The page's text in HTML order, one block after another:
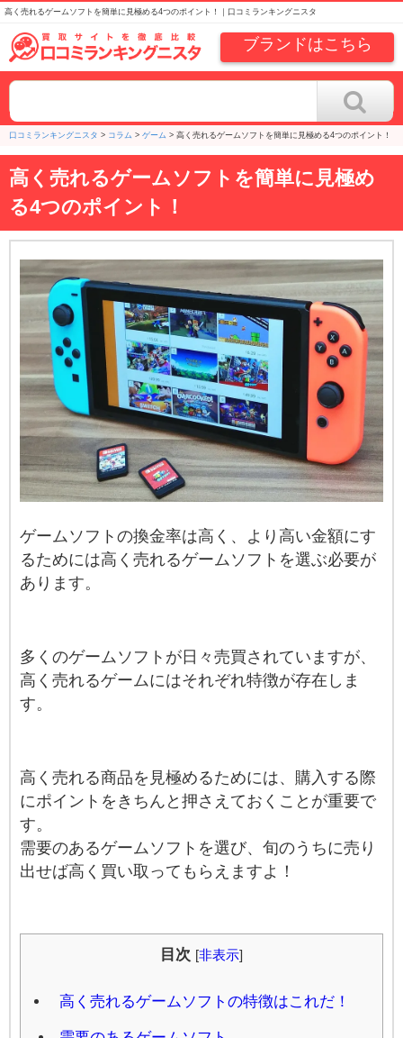
高く売れるゲームソフトを簡単に見極める4つのポイント！｜口コミランキングニスタ
ブランドはこちら
口コミランキングニスタ > コラム > ゲーム > 高く売れるゲームソフトを簡単に見極める4つのポイント！
高く売れるゲームソフトを簡単に見極め
る4つのポイント！
ゲームソフトの換金率は高く、より高い金額にす
るためには高く売れるゲームソフトを選ぶ必要が
あります。
多くのゲームソフトが日々売買されていますが、
高く売れるゲームにはそれぞれ特徴が存在しま
す。
高く売れる商品を見極めるためには、購入する際
にポイントをきちんと押さえておくことが重要で
す。
需要のあるゲームソフトを選び、旬のうちに売り
出せば高く買い取ってもらえますよ！
目次 [非表示]
高く売れるゲームソフトの特徴はこれだ！